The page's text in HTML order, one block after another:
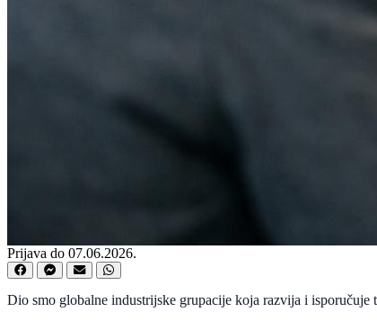
Prijava do 07.06.2026.
Dio smo globalne industrijske grupacije koja razvija i isporučuje